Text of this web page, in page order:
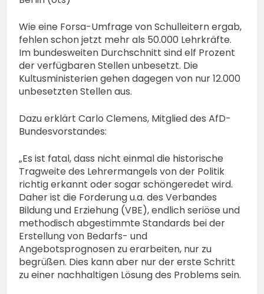
Wie eine Forsa-Umfrage von Schulleitern ergab,
fehlen schon jetzt mehr als 50.000 Lehrkräfte.
Im bundesweiten Durchschnitt sind elf Prozent
der verfügbaren Stellen unbesetzt. Die
Kultusministerien gehen dagegen von nur 12.000
unbesetzten Stellen aus.
Dazu erklärt Carlo Clemens, Mitglied des AfD-
Bundesvorstandes:
„Es ist fatal, dass nicht einmal die historische
Tragweite des Lehrermangels von der Politik
richtig erkannt oder sogar schöngeredet wird.
Daher ist die Forderung u.a. des Verbandes
Bildung und Erziehung (VBE), endlich seriöse und
methodisch abgestimmte Standards bei der
Erstellung von Bedarfs- und
Angebotsprognosen zu erarbeiten, nur zu
begrüßen. Dies kann aber nur der erste Schritt
zu einer nachhaltigen Lösung des Problems sein.